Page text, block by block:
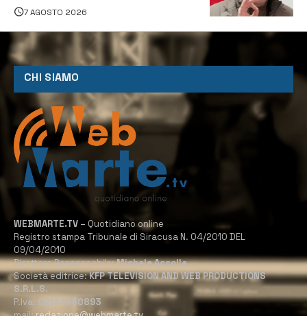
7 AGOSTO 2026
CHI SIAMO
WEBMARTE.TV – Quotidiano online
Registro stampa Tribunale di Siracusa N. 04/2010 DEL
09/04/2010
Direttore Responsabile:Michele Accolla
Società editrice:KFP TELEVISION AND WEB PRODUCTIONS
S.R.L.S.
P.Iva: 02184950893